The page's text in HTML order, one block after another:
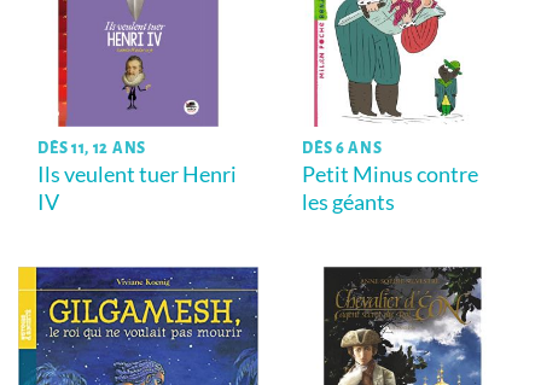
DÈS 11, 12 ANS
Ils veulent tuer Henri
IV
DÈS 6 ANS
Petit Minus contre
les géants